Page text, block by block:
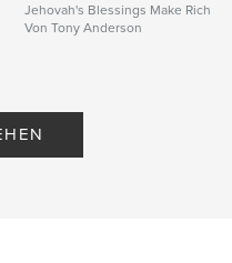
Jehovah's Blessings Make Rich
Von Tony Anderson